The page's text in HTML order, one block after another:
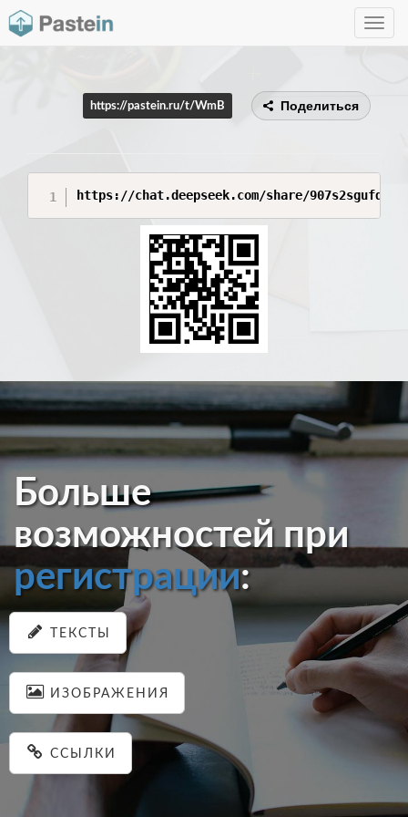
Toggle
https://pastein.ru/t/WmB Поделиться
https://chat.deepseek.com/share/
Больше
возможностей при
регистрации:
ТЕКСТЫ
ИЗОБРАЖЕНИЯ
ССЫЛКИ